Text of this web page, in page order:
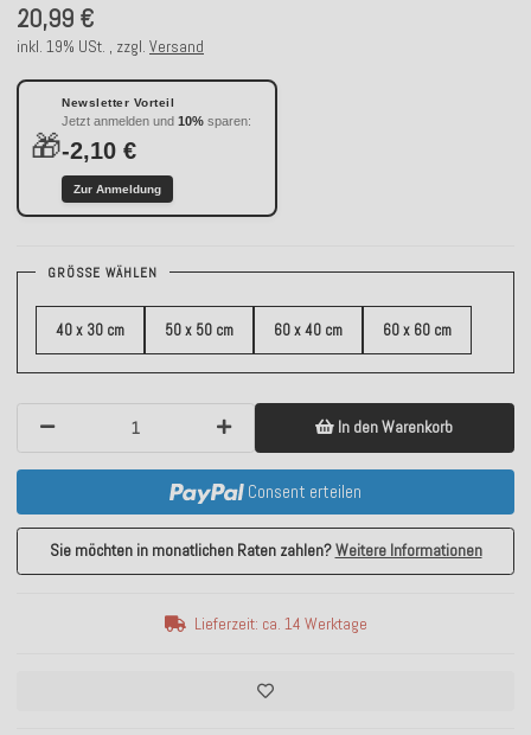
20,99 €
inkl. 19% USt. , zzgl. Versand
🎁
Newsletter Vorteil
Jetzt anmelden und 10% sparen:
-2,10 €
Zur Anmeldung
GRÖSSE WÄHLEN
40 x 30 cm 50 x 50 cm 60 x 40 cm 60 x 60 cm
In den Warenkorb
Consent erteilen
Sie möchten in monatlichen Raten zahlen?Weitere Informationen
Lieferzeit: ca. 14 Werktage